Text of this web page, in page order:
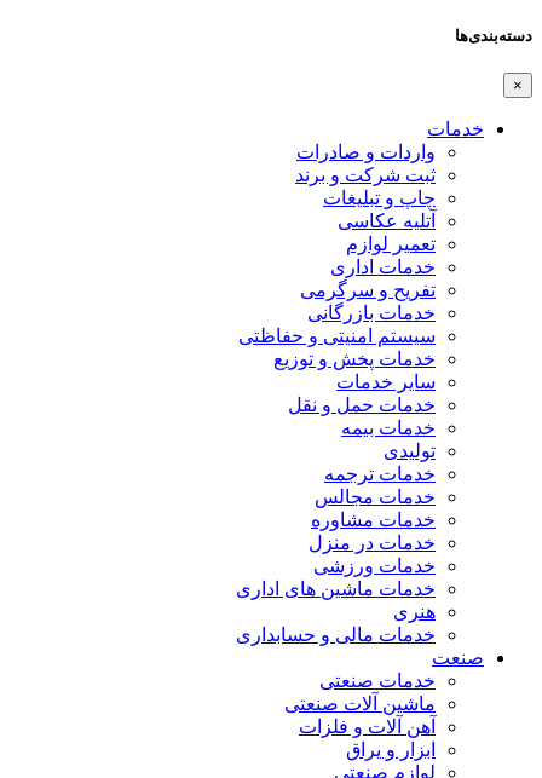
دسته‌بندی‌ها
×
خدمات
واردات و صادرات
ثبت شرکت و برند
چاپ و تبلیغات
آتلیه عکاسی
تعمیر لوازم
خدمات اداری
تفریح و سرگرمی
خدمات بازرگانی
سیستم امنیتی و حفاظتی
خدمات پخش و توزیع
سایر خدمات
خدمات حمل و نقل
خدمات بیمه
تولیدی
خدمات ترجمه
خدمات مجالس
خدمات مشاوره
خدمات در منزل
خدمات ورزشی
خدمات ماشین های اداری
هنری
خدمات مالی و حسابداری
صنعت
خدمات صنعتی
ماشین آلات صنعتی
آهن آلات و فلزات
ابزار و یراق
لوازم صنعتی